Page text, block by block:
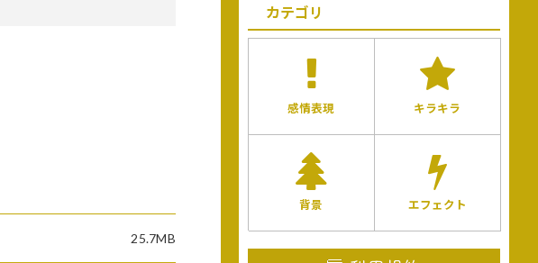
25.7MB
カテゴリ
感情表現 キラキラ
背景 エフェクト